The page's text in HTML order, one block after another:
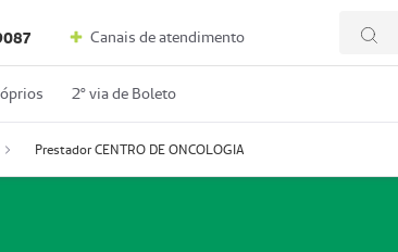
Canais de atendimento
2º via de Boleto
Prestador CENTRO DE ONCOLOGIA